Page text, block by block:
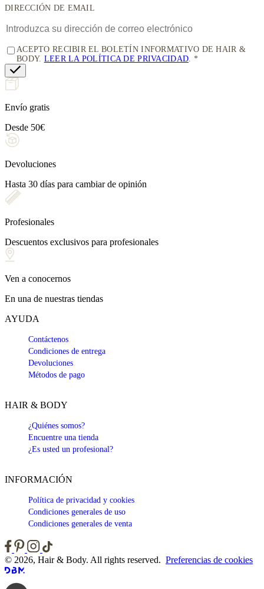
DIRECCIÓN DE EMAIL
ACEPTO RECIBIR EL BOLETÍN INFORMATIVO DE HAIR &
BODY. LEER LA POLÍTICA DE PRIVACIDAD
Envío gratis
Desde 50€
Devoluciones
Hasta 30 días para cambiar de opinión
Profesionales
Descuentos exclusivos para profesionales
Ven a conocernos
En una de nuestras tiendas
AYUDA
Contáctenos
Condiciones de entrega
Devoluciones
Métodos de pago
HAIR & BODY
¿Quiénes somos?
Encuentre una tienda
¿Es usted un profesional?
INFORMACIÓN
Política de privacidad y cookies
Condiciones generales de uso
Condiciones generales de venta
© 2026, Hair & Body. All rights reserved. Preferencias de cookies